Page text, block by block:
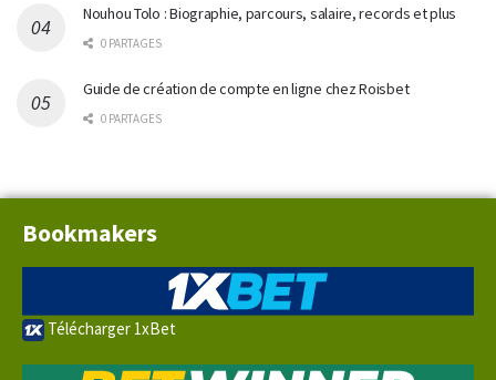
Nouhou Tolo : Biographie, parcours, salaire, records et plus
0 PARTAGES
Guide de création de compte en ligne chez Roisbet
0 PARTAGES
Bookmakers
Télécharger 1xBet